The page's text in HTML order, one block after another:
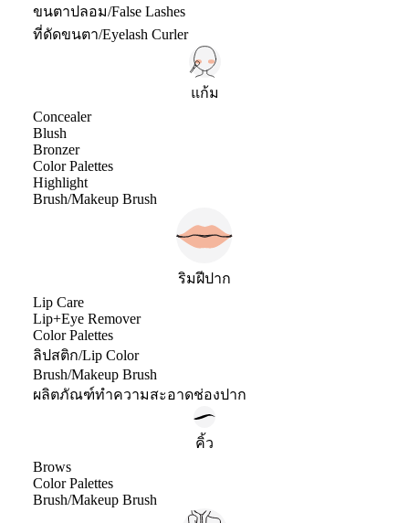
ขนตาปลอม/False Lashes
ที่ดัดขนตา/Eyelash Curler
แก้ม
Concealer
Blush
Bronzer
Color Palettes
Highlight
Brush/Makeup Brush
ริมฝีปาก
Lip Care
Lip+Eye Remover
Color Palettes
ลิปสติก/Lip Color
Brush/Makeup Brush
ผลิตภัณฑ์ทำความสะอาดช่องปาก
คิ้ว
Brows
Color Palettes
Brush/Makeup Brush